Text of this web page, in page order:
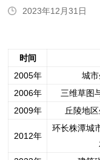
2023年12月31日
时间
2005年
城
2006年
三维草图
2009年
丘陵地
2012年
环长株潭城